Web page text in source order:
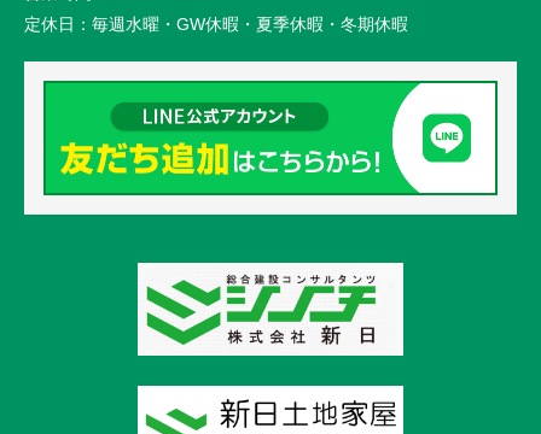
定休日： 毎週水曜・GW休暇・夏季休暇・冬期休暇